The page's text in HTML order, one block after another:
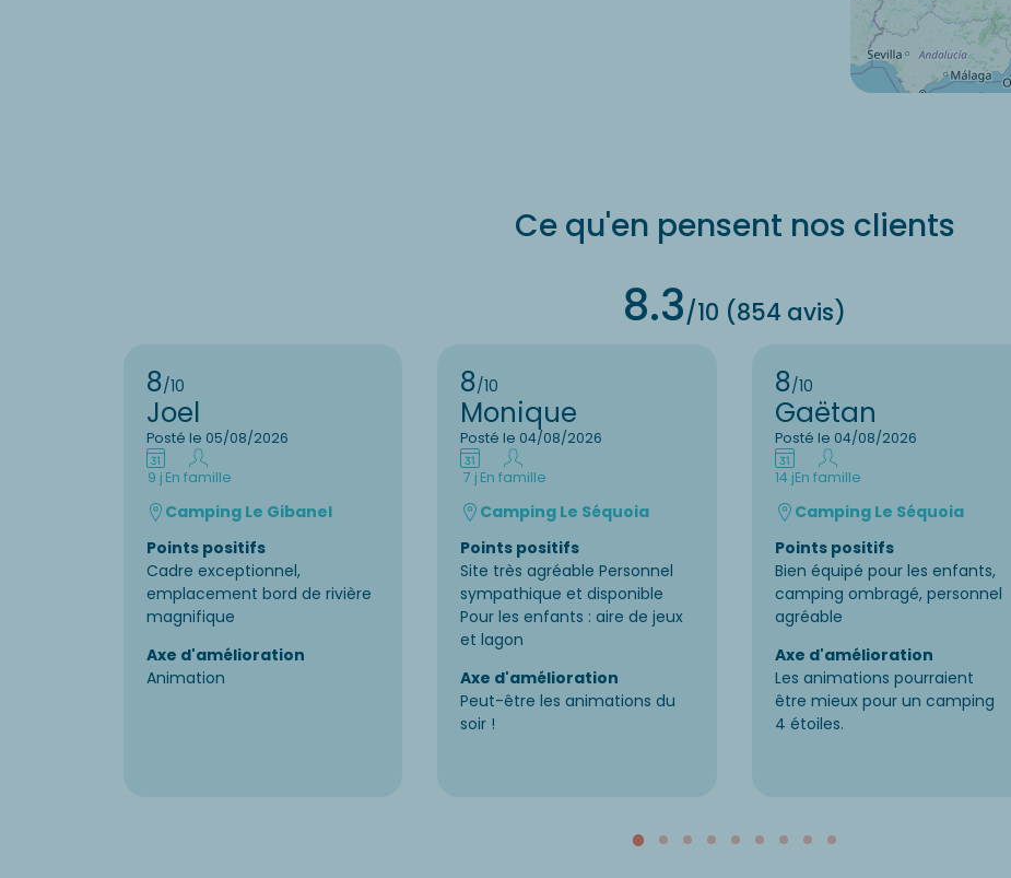
Ce qu'en pensent nos clients
8.3/10 (854 avis)
8/10
Joel
Posté le 05/08/2026
9 j En famille
Camping Le Gibanel
Points positifs
Cadre exceptionnel,
emplacement bord de rivière
magnifique
Axe d'amélioration
Animation
8/10
Monique
Posté le 04/08/2026
7 j En famille
Camping Le Séquoia
Points positifs
Site très agréable Personnel
sympathique et disponible
Pour les enfants : aire de jeux
et lagon
Axe d'amélioration
Peut-être les animations du
soir !
8/10
Gaëtan
Posté le 04/08/2026
14 jEn famille
Camping Le Séquoia
Points positifs
Bien équipé pour les enfants,
camping ombragé, personnel
agréable
Axe d'amélioration
Les animations pourraient
être mieux pour un camping
4 étoiles.